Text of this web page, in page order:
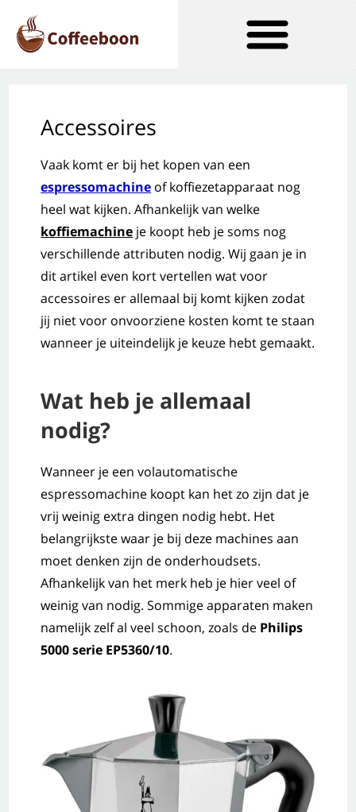
Accessoires
Vaak komt er bij het kopen van een
espressomachine of koffiezetapparaat nog
heel wat kijken. Afhankelijk van welke
koffiemachine je koopt heb je soms nog
verschillende attributen nodig. Wij gaan je in
dit artikel even kort vertellen wat voor
accessoires er allemaal bij komt kijken zodat
jij niet voor onvoorziene kosten komt te staan
wanneer je uiteindelijk je keuze hebt gemaakt.
Wat heb je allemaal
nodig?
Wanneer je een volautomatische
espressomachine koopt kan het zo zijn dat je
vrij weinig extra dingen nodig hebt. Het
belangrijkste waar je bij deze machines aan
moet denken zijn de onderhoudsets.
Afhankelijk van het merk heb je hier veel of
weinig van nodig. Sommige apparaten maken
namelijk zelf al veel schoon, zoals de Philips
5000 serie EP5360/10.